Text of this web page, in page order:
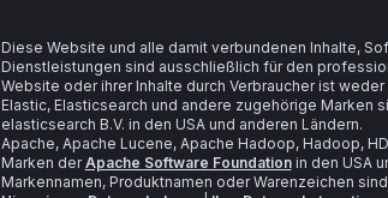
Diese Website und alle damit verbundenen Inhalte,
Dienstleistungen sind ausschließlich für den
Website oder ihrer Inhalte durch Verbraucher ist
Elastic, Elasticsearch und andere zugehörige Marken
elasticsearch B.V. in den USA und anderen Ländern.
Apache, Apache Lucene, Apache Hadoop, Hadoop,
Marken derApache Software Foundationin den USA
Markennamen, Produktnamen oder Warenzeichen